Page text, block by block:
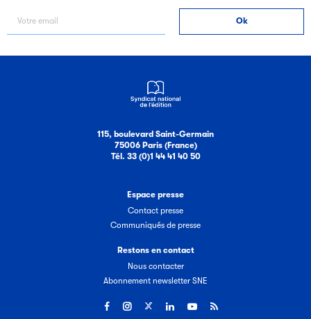
115, boulevard Saint-Germain
75006 Paris (France)
Tél. 33 (0)1 44 41 40 50
Espace presse
Contact presse
Communiqués de presse
Restons en contact
Nous contacter
Abonnement newsletter SNE